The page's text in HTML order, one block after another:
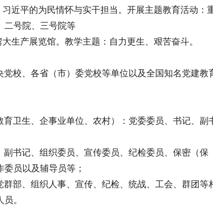
平的为民情怀与实干担当。开展主题教育活动：
二号院、三号院等
产展览馆。教学主题：自力更生、艰苦奋斗。
校、各省（市）委党校等单位以及全国知名党建教
卫生、企事业单位、农村）：党委委员、书记、副
书记、组织委员、宣传委员、纪检委员、保密（保
员以及辅导员等；
部、组织人事、宣传、纪检、统战、工会、群团等
。